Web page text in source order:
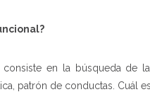
en la búsqueda de
patrón de conductas. Cuál